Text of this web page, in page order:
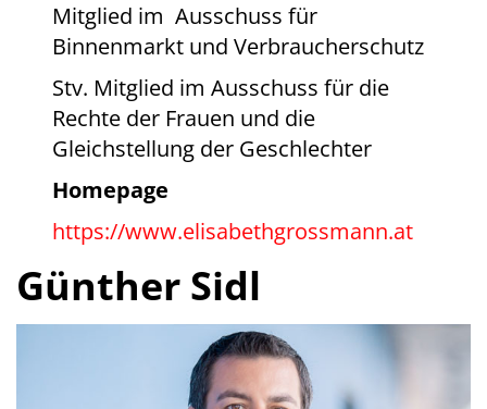
Mitglied im Ausschuss für
Binnenmarkt und Verbraucherschutz
Stv. Mitglied im Ausschuss für die
Rechte der Frauen und die
Gleichstellung der Geschlechter
Homepage
https://www.elisabethgrossmann.at
Günther Sidl